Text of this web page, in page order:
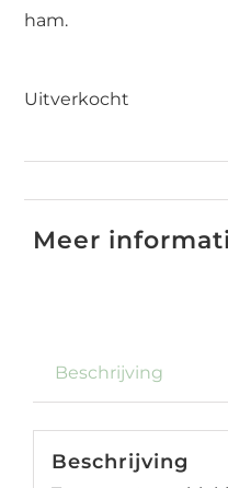
ham.
Uitverkocht
Meer
Beschrijving
Beschrijving